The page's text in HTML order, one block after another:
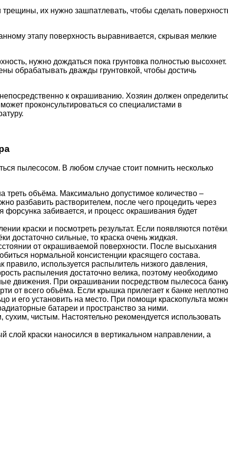
их нужно зашпатлевать, чтобы сделать
этапу поверхность выравнивается, скрывая мелкие
нужно дождаться пока грунтовка полностью высохнет.
обрабатывать дважды грунтовкой, чтобы достичь
к окрашиванию. Хозяин должен
проконсультироваться со специалистами в
пылесосом. В любом случае стоит помнить несколько
объёма. Максимально допустимое количество –
разбавить растворителем, после чего процедить через
форсунка забивается, и процесс окрашивания будет
краски и посмотреть результат. Если появляются
достаточно сильные, то краска очень жидкая.
от окрашиваемой поверхности. После высыхания
нормальной консистенции красящего состава.
используется распылитель низкого давления,
распыления достаточно велика, поэтому необходимо
движения. При окрашивании посредством пылесоса
от всего объёма. Если крышка прилегает к банке
и его установить на место. При помощи краскопульта
батареи и пространство за ними.
чистым. Настоятельно рекомендуется использовать
слой краски наносился в вертикальном направлении, а